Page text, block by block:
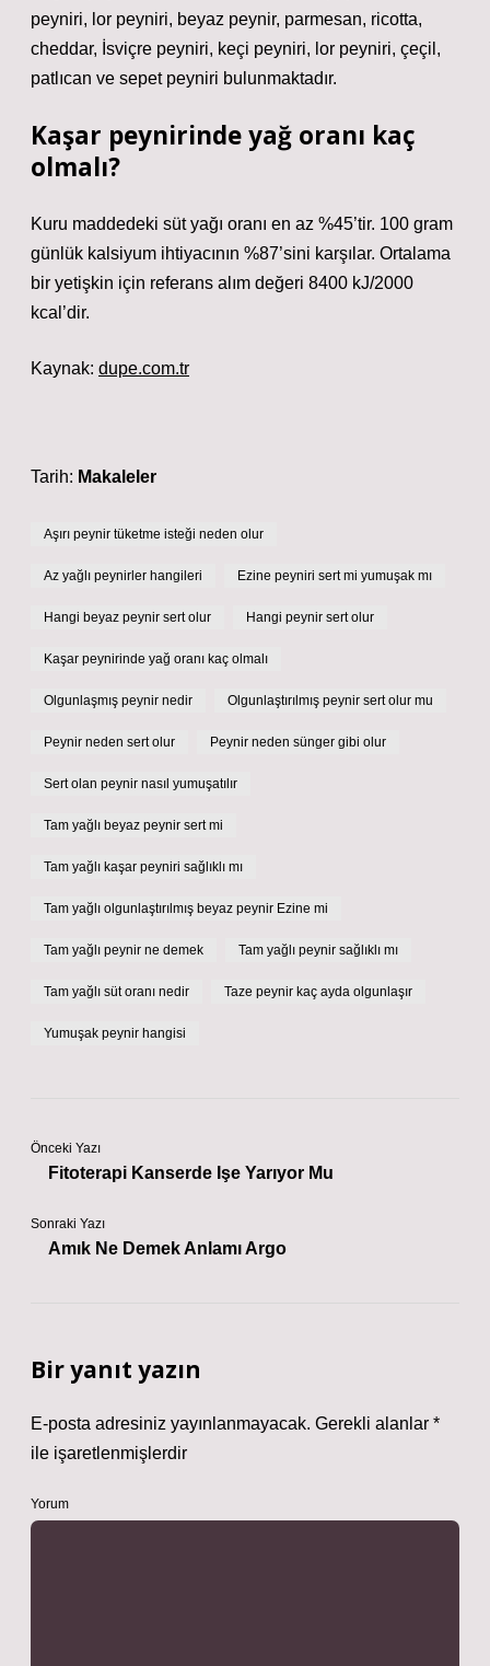
peyniri, lor peyniri, beyaz peynir, parmesan, ricotta,
cheddar, İsviçre peyniri, keçi peyniri, lor peyniri, çeçil,
patlıcan ve sepet peyniri bulunmaktadır.
Kaşar peynirinde yağ oranı kaç
olmalı?
Kuru maddedeki süt yağı oranı en az %45’tir. 100 gram
günlük kalsiyum ihtiyacının %87’sini karşılar. Ortalama
bir yetişkin için referans alım değeri 8400 kJ/2000
kcal’dir.
Kaynak: dupe.com.tr
Tarih: Makaleler
Aşırı peynir tüketme isteği neden olur
Az yağlı peynirler hangileri Ezine peyniri sert mi yumuşak mı
Hangi beyaz peynir sert olur Hangi peynir sert olur
Kaşar peynirinde yağ oranı kaç olmalı
Olgunlaşmış peynir nedir Olgunlaştırılmış peynir sert olur mu
Peynir neden sert olur Peynir neden sünger gibi olur
Sert olan peynir nasıl yumuşatılır
Tam yağlı beyaz peynir sert mi
Tam yağlı kaşar peyniri sağlıklı mı
Tam yağlı olgunlaştırılmış beyaz peynir Ezine mi
Tam yağlı peynir ne demek Tam yağlı peynir sağlıklı mı
Tam yağlı süt oranı nedir Taze peynir kaç ayda olgunlaşır
Yumuşak peynir hangisi
Önceki Yazı
Fitoterapi Kanserde Işe Yarıyor Mu
Sonraki Yazı
Amık Ne Demek Anlamı Argo
Bir yanıt yazın
E-posta adresiniz yayınlanmayacak. Gerekli alanlar *
ile işaretlenmişlerdir
Yorum